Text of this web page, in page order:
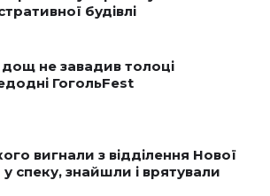
будівлі
дощ не завадив толоці
ГогольFest
вигнали з відділення Нової
спеку, знайшли і врятували